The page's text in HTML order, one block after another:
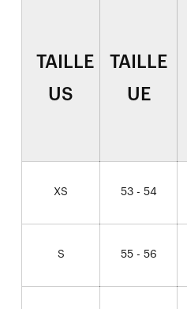
TAILLE
US
TAILLE
UE
XS 53 - 54
S 55 - 56